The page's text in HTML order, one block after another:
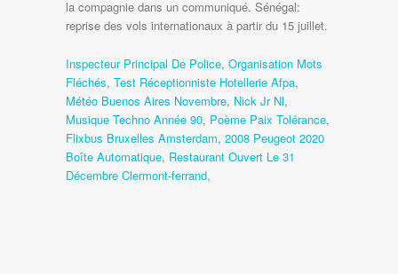
Inspecteur Principal De Police, Organisation Mots
Fléchés, Test Réceptionniste Hotellerie Afpa,
Météo Buenos Aires Novembre, Nick Jr Nl,
Musique Techno Année 90, Poème Paix Tolérance,
Flixbus Bruxelles Amsterdam, 2008 Peugeot 2020
Boîte Automatique, Restaurant Ouvert Le 31
Décembre Clermont-ferrand,